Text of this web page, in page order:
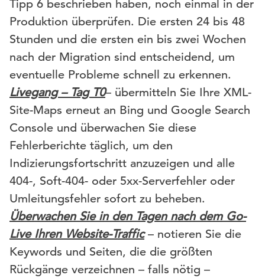
Tipp 6 beschrieben haben, noch einmal in der
Produktion überprüfen. Die ersten 24 bis 48
Stunden und die ersten ein bis zwei Wochen
nach der Migration sind entscheidend, um
eventuelle Probleme schnell zu erkennen.
Livegang – Tag T0– übermitteln Sie Ihre XML-
Site-Maps erneut an Bing und Google Search
Console und überwachen Sie diese
Fehlerberichte täglich, um den
Indizierungsfortschritt anzuzeigen und alle
404-, Soft-404- oder 5xx-Serverfehler oder
Umleitungsfehler sofort zu beheben.
Überwachen Sie in den Tagen nach dem Go-
Live Ihren Website-Traffic– notieren Sie die
Keywords und Seiten, die die größten
Rückgänge verzeichnen – falls nötig –